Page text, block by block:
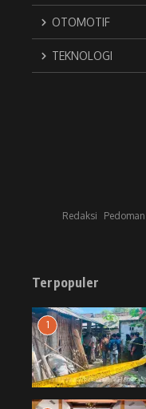
OTOMOTIF
TEKNOLOGI
Redaksi
Terpopuler
1